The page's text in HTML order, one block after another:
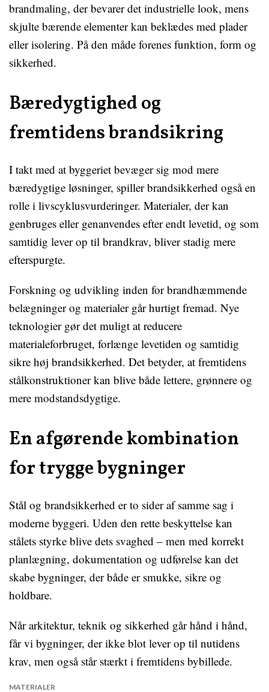
brandmaling, der bevarer det industrielle look, mens
skjulte bærende elementer kan beklædes med plader
eller isolering. På den måde forenes funktion, form og
sikkerhed.
Bæredygtighed og
fremtidens brandsikring
I takt med at byggeriet bevæger sig mod mere
bæredygtige løsninger, spiller brandsikkerhed også en
rolle i livscyklusvurderinger. Materialer, der kan
genbruges eller genanvendes efter endt levetid, og som
samtidig lever op til brandkrav, bliver stadig mere
efterspurgte.
Forskning og udvikling inden for brandhæmmende
belægninger og materialer går hurtigt fremad. Nye
teknologier gør det muligt at reducere
materialeforbruget, forlænge levetiden og samtidig
sikre høj brandsikkerhed. Det betyder, at fremtidens
stålkonstruktioner kan blive både lettere, grønnere og
mere modstandsdygtige.
En afgørende kombination
for trygge bygninger
Stål og brandsikkerhed er to sider af samme sag i
moderne byggeri. Uden den rette beskyttelse kan
stålets styrke blive dets svaghed – men med korrekt
planlægning, dokumentation og udførelse kan det
skabe bygninger, der både er smukke, sikre og
holdbare.
Når arkitektur, teknik og sikkerhed går hånd i hånd,
får vi bygninger, der ikke blot lever op til nutidens
krav, men også står stærkt i fremtidens bybillede.
MATERIALER